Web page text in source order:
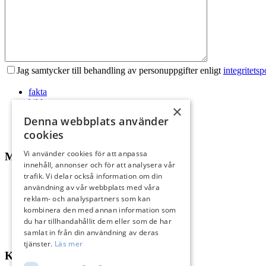
Jag samtycker till behandling av personuppgifter enligt
fakta
bilder
MENY
Till salu
Kommande
Sälj med oss
Köp med oss
Sålda hem
Om oss
KONTAKT
×
Denna webbplats använder
cookies
Vi använder cookies för att anpassa
innehåll, annonser och för att analysera vår
trafik. Vi delar också information om din
användning av vår webbplats med våra
reklam- och analyspartners som kan
kombinera den med annan information som
du har tillhandahållit dem eller som de har
samlat in från din användning av deras
tjänster. Läs mer